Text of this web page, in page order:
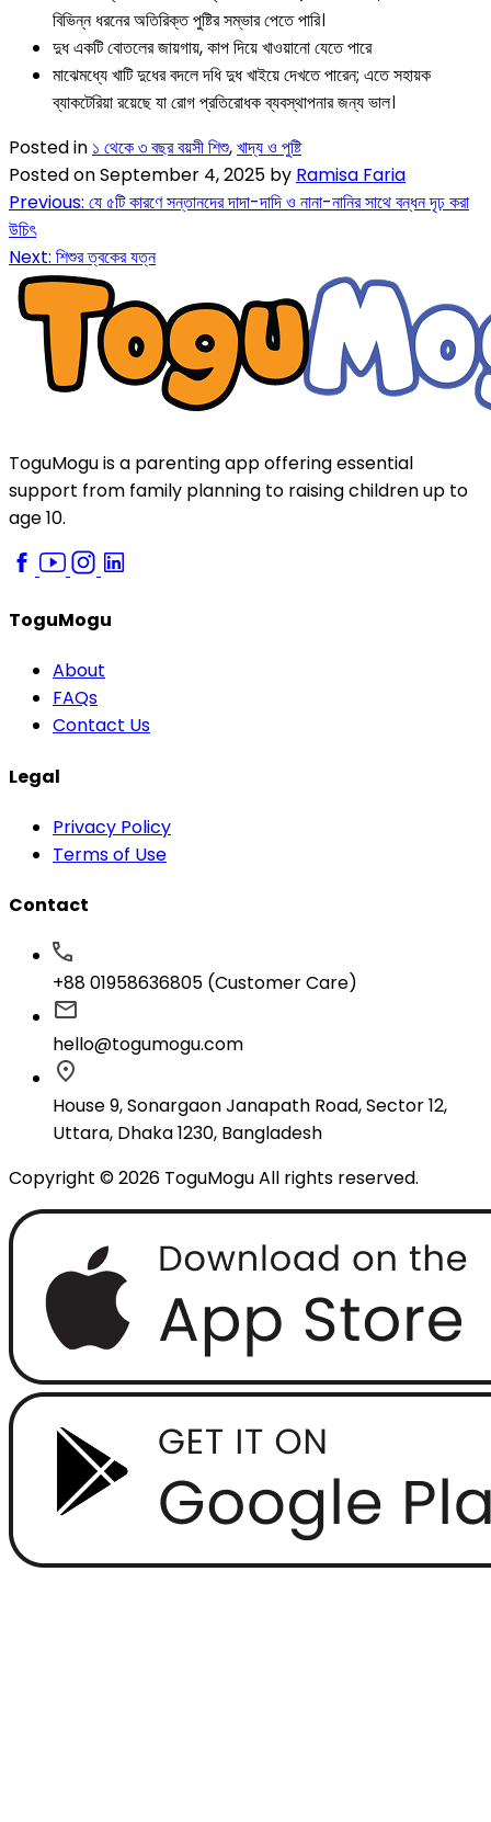
বিভিন্ন ধরনের অতিরিক্ত পুষ্টির সম্ভার পেতে পারি।
দুধ একটি বোতলের জায়গায়, কাপ দিয়ে খাওয়ানো যেতে পারে
মাঝেমধ্যে খাটি দুধের বদলে দধি দুধ খাইয়ে দেখতে পারেন; এতে সহায়ক
ব্যাকটেরিয়া রয়েছে যা রোগ প্রতিরোধক ব্যবস্থাপনার জন্য ভাল।
Posted in ১ থেকে ৩ বছর বয়সী শিশু,খাদ্য ও পুষ্টি
Posted onSeptember 4, 2025 by Ramisa Faria
Previous: যে ৫টি কারণে সন্তানদের দাদা-দাদি ও নানা-নানির সাথে বন্ধন দৃঢ় করা
উচিৎ
Next: শিশুর ত্বকের যত্ন
ToguMogu is a parenting app offering essential
support from family planning to raising children up to
age 10.
ToguMogu
About
FAQs
Contact Us
Legal
Privacy Policy
Terms of Use
Contact
+88 01958636805 (Customer Care)
hello@togumogu.com
House 9, Sonargaon Janapath Road, Sector 12,
Uttara, Dhaka 1230, Bangladesh
Copyright © 2026 ToguMogu All rights reserved.